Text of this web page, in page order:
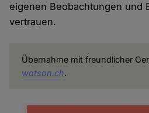
eigenen Beobachtungen und
vertrauen.
Übernahme mit freundlicher
watson.ch.